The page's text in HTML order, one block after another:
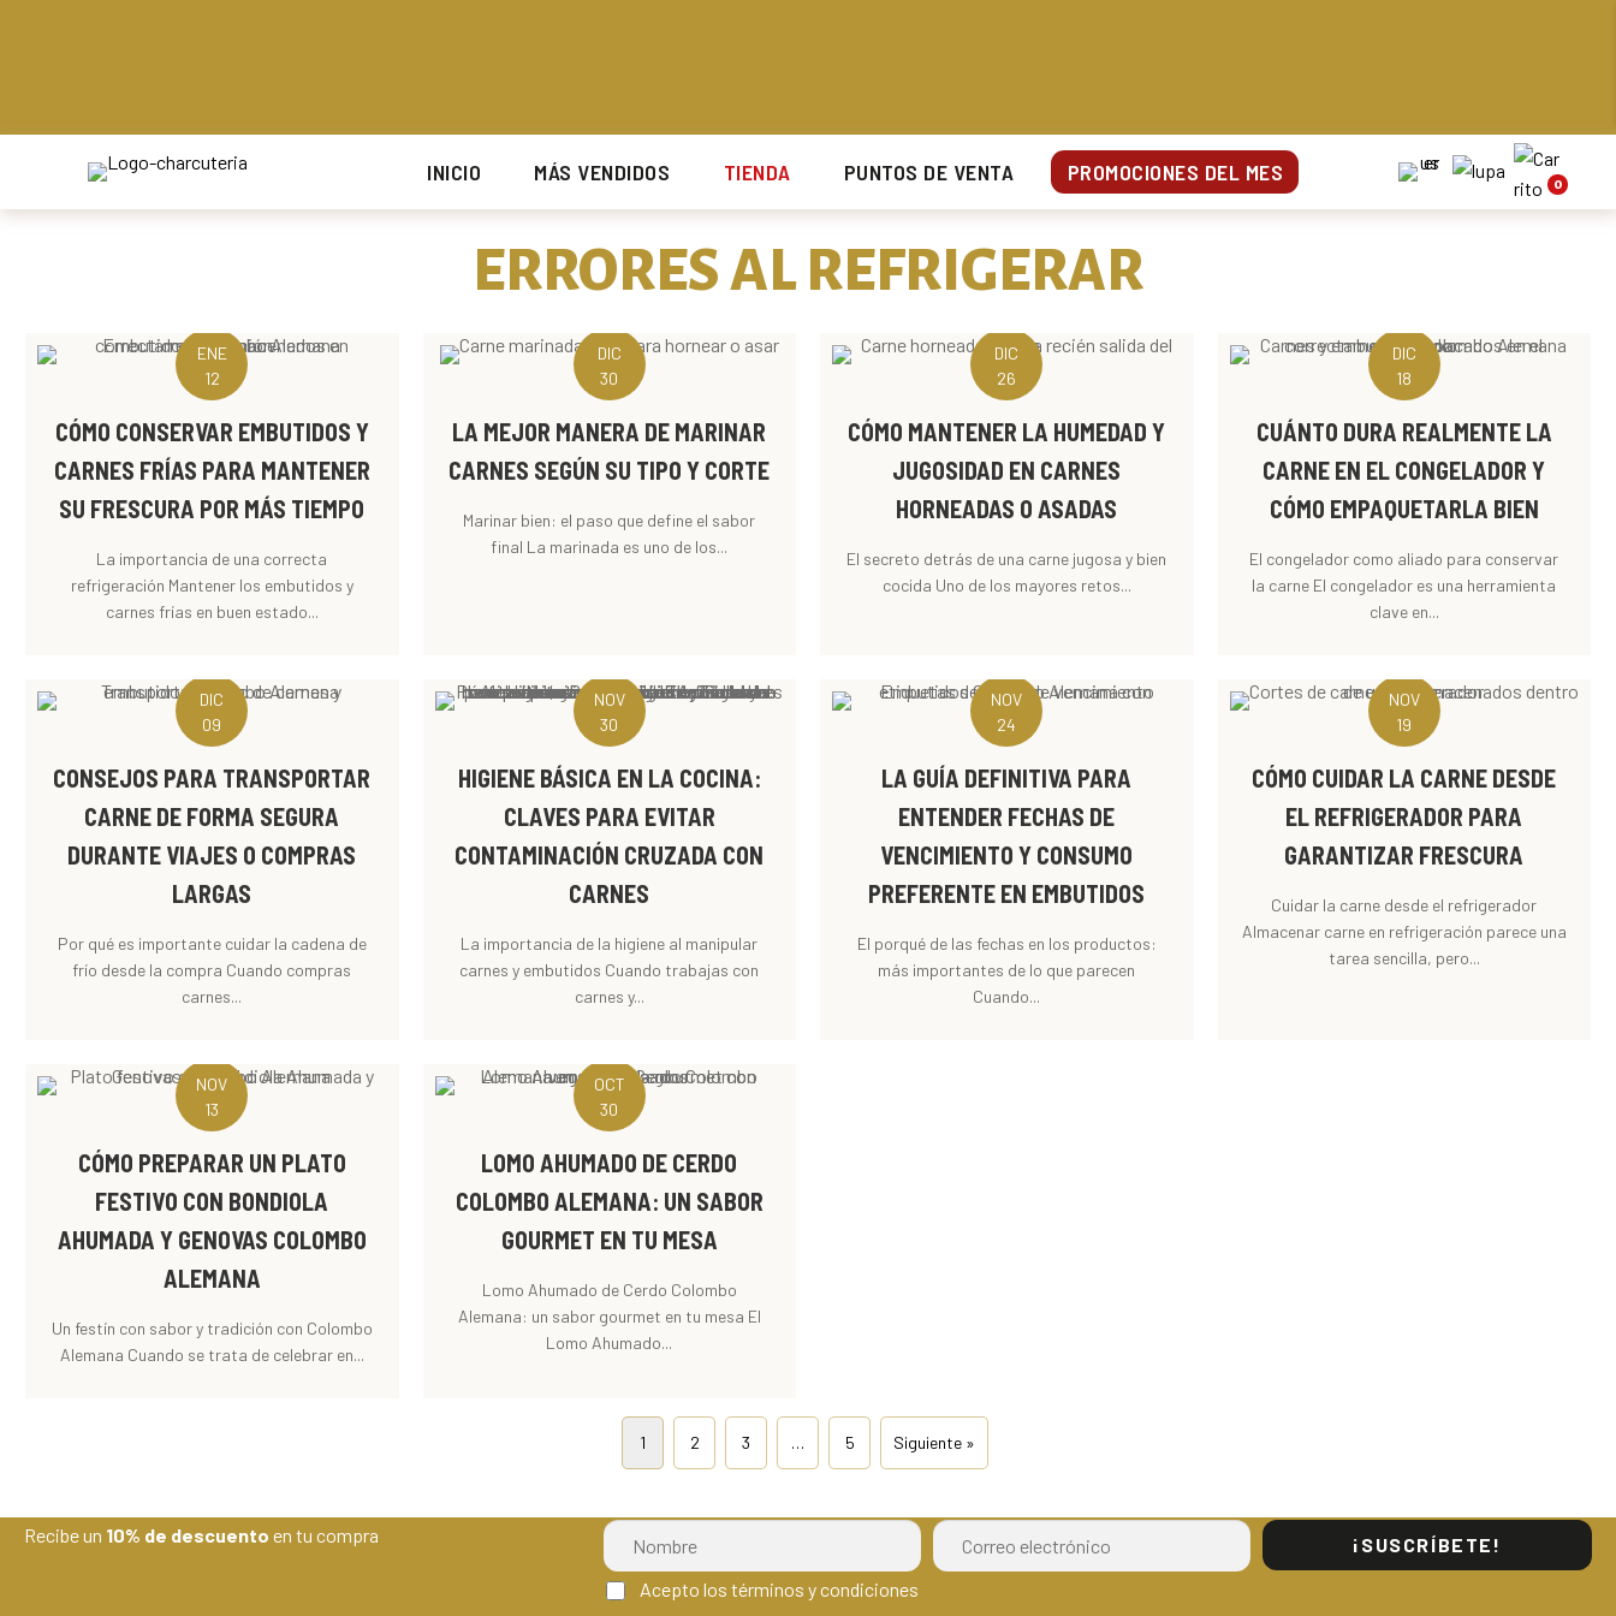
INICIO MÁS VENDIDOS TIENDA PUNTOS DE VENTA PROMOCIONES DEL MES 0
ERRORES AL REFRIGERAR
ENE
12
CÓMO CONSERVAR EMBUTIDOS Y
CARNES FRÍAS PARA MANTENER
SU FRESCURA POR MÁS TIEMPO
La importancia de una correcta
refrigeración Mantener los embutidos y
carnes frías en buen estado...
DIC
30
LA MEJOR MANERA DE MARINAR
CARNES SEGÚN SU TIPO Y CORTE
Marinar bien: el paso que define el sabor
final La marinada es uno de los...
DIC
26
CÓMO MANTENER LA HUMEDAD Y
JUGOSIDAD EN CARNES
HORNEADAS O ASADAS
El secreto detrás de una carne jugosa y bien
cocida Uno de los mayores retos...
DIC
18
CUÁNTO DURA REALMENTE LA
CARNE EN EL CONGELADOR Y
CÓMO EMPAQUETARLA BIEN
El congelador como aliado para conservar
la carne El congelador es una herramienta
clave en...
DIC
09
CONSEJOS PARA TRANSPORTAR
CARNE DE FORMA SEGURA
DURANTE VIAJES O COMPRAS
LARGAS
Por qué es importante cuidar la cadena de
frío desde la compra Cuando compras
carnes...
NOV
30
HIGIENE BÁSICA EN LA COCINA:
CLAVES PARA EVITAR
CONTAMINACIÓN CRUZADA CON
CARNES
La importancia de la higiene al manipular
carnes y embutidos Cuando trabajas con
carnes y...
NOV
24
LA GUÍA DEFINITIVA PARA
ENTENDER FECHAS DE
VENCIMIENTO Y CONSUMO
PREFERENTE EN EMBUTIDOS
El porqué de las fechas en los productos:
más importantes de lo que parecen
Cuando...
NOV
19
CÓMO CUIDAR LA CARNE DESDE
EL REFRIGERADOR PARA
GARANTIZAR FRESCURA
Cuidar la carne desde el refrigerador
Almacenar carne en refrigeración parece una
tarea sencilla, pero...
NOV
13
CÓMO PREPARAR UN PLATO
FESTIVO CON BONDIOLA
AHUMADA Y GENOVAS COLOMBO
ALEMANA
Un festín con sabor y tradición con Colombo
Alemana Cuando se trata de celebrar en...
OCT
30
LOMO AHUMADO DE CERDO
COLOMBO ALEMANA: UN SABOR
GOURMET EN TU MESA
Lomo Ahumado de Cerdo Colombo
Alemana: un sabor gourmet en tu mesa El
Lomo Ahumado...
1 2 3 … 5 Siguiente »
Recibe un 10% de descuento en tu compra
¡SUSCRÍBETE!
Acepto los términos y condiciones